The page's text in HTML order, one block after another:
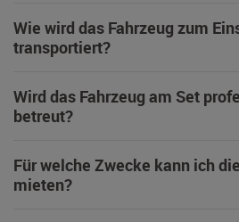
Wie wird das Fahrzeug zum
transportiert?
Wird das Fahrzeug am Set
betreut?
Für welche Zwecke kann ich
mieten?